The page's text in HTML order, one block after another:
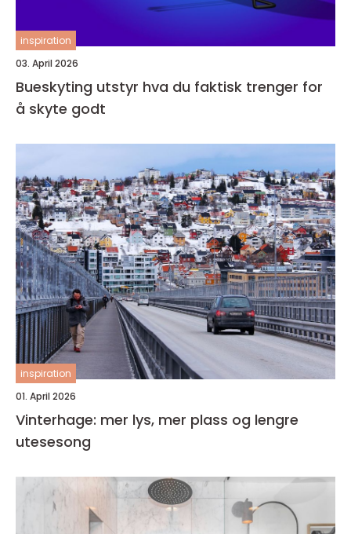
inspiration
03. April 2026
Bueskyting utstyr hva du faktisk trenger for
å skyte godt
inspiration
01. April 2026
Vinterhage: mer lys, mer plass og lengre
utesesong